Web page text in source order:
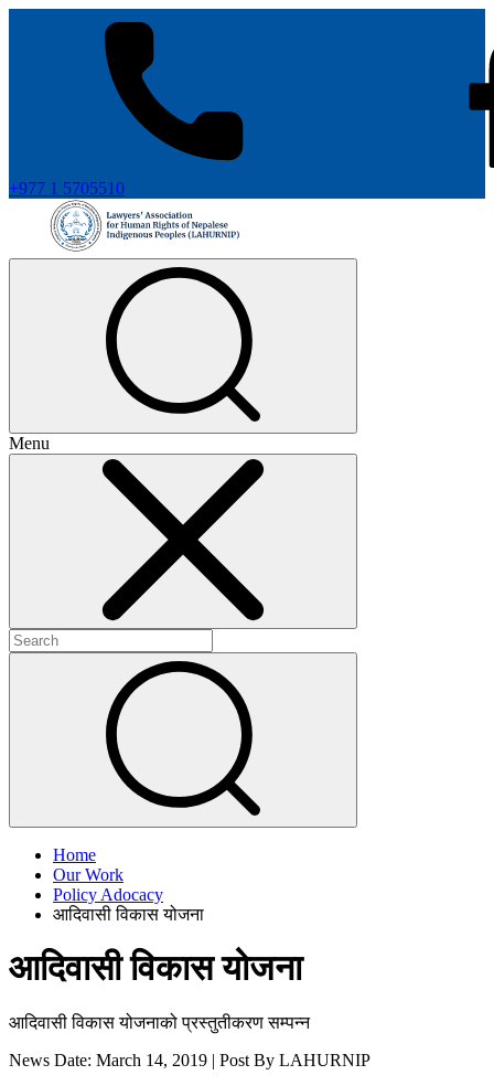
+977 1 5705510
Menu
Home
Our Work
Policy Adocacy
आदिवासी विकास योजना
आदिवासी विकास योजना
आदिवासी विकास योजनाको प्रस्तुतीकरण सम्पन्न
News Date: March 14, 2019 | Post By LAHURNIP